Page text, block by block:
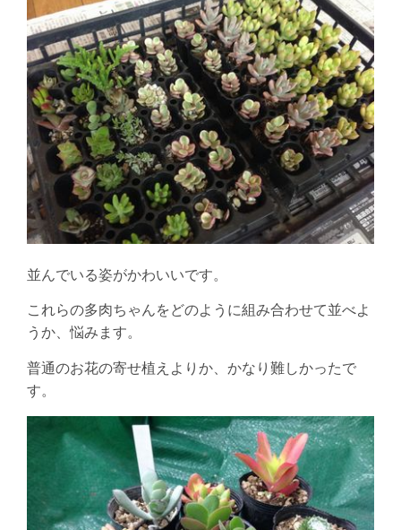
並んでいる姿がかわいいです。
これらの多肉ちゃんをどのように組み合わせて並べよ
うか、悩みます。
普通のお花の寄せ植えよりか、かなり難しかったで
す。